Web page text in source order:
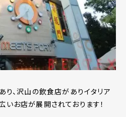
り、沢山の飲食店がありイタリア
お店が展開されております！